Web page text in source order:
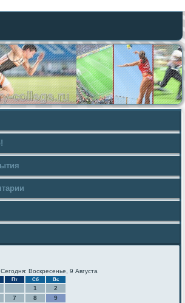
Сегодня: Воскресенье, 9 Августа
Пт Сб Вс
1
2
7 8
9